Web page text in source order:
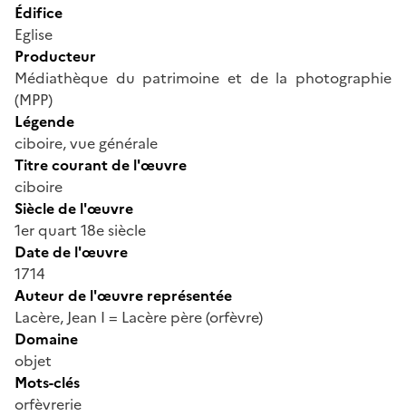
Édifice
Eglise
Producteur
Médiathèque du patrimoine et de la photographie
(MPP)
Légende
ciboire, vue générale
Titre courant de l'œuvre
ciboire
Siècle de l'œuvre
1er quart 18e siècle
Date de l'œuvre
1714
Auteur de l'œuvre représentée
Lacère, Jean I = Lacère père (orfèvre)
Domaine
objet
Mots-clés
orfèvrerie